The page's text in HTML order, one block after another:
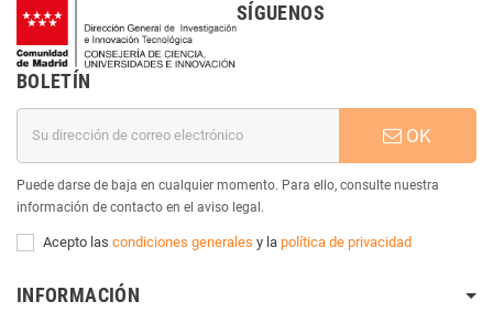
SÍGUENOS
BOLETÍN
OK
Puede darse de baja en cualquier momento. Para ello, consulte nuestra
información de contacto en el aviso legal.
Acepto las condiciones generales y la política de privacidad
INFORMACIÓN